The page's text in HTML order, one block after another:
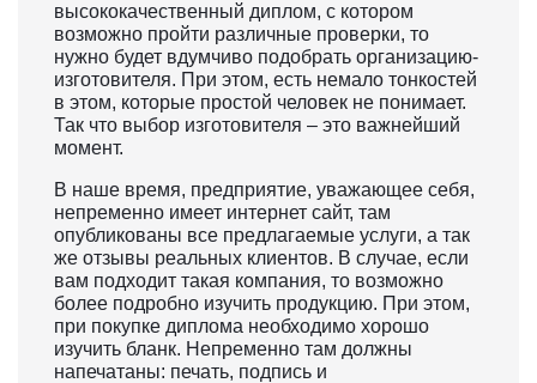
высококачественный диплом, с котором
возможно пройти различные проверки, то
нужно будет вдумчиво подобрать организацию-
изготовителя. При этом, есть немало тонкостей
в этом, которые простой человек не понимает.
Так что выбор изготовителя – это важнейший
момент.
В наше время, предприятие, уважающее себя,
непременно имеет интернет сайт, там
опубликованы все предлагаемые услуги, а так
же отзывы реальных клиентов. В случае, если
вам подходит такая компания, то возможно
более подробно изучить продукцию. При этом,
при покупке диплома необходимо хорошо
изучить бланк. Непременно там должны
напечатаны: печать, подпись и